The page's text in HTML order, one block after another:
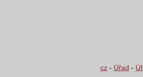
cz - Úřad -